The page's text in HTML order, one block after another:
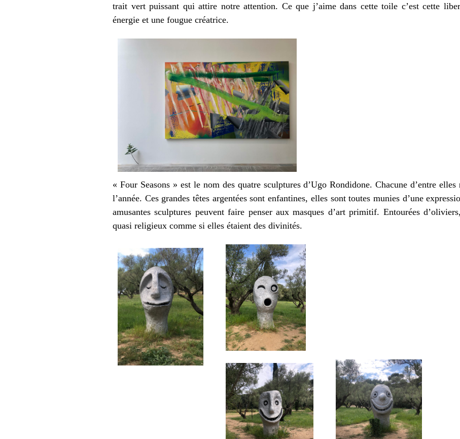
trait vert puissant qui attire notre attention. Ce que j’aime dans cette toile c’est cette
énergie et une fougue créatrice.
« Four Seasons » est le nom des quatre sculptures d’Ugo Rondidone. Chacune d’entre elles
l’année. Ces grandes têtes argentées sont enfantines, elles sont toutes munies d’une
amusantes sculptures peuvent faire penser aux masques d’art primitif. Entourées
quasi religieux comme si elles étaient des divinités.